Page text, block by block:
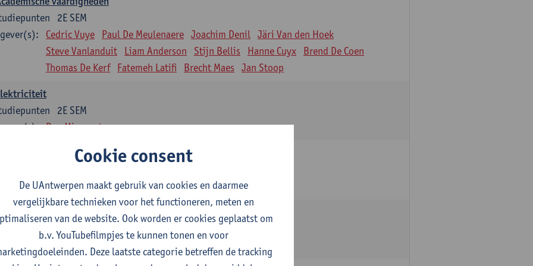
2E SEM
Cedric Vuye Paul De Meulenaere Joachim Denil Järi Van den Hoek
Steve Vanlanduit
Liam Anderson Stijn Bellis Hanne Cuyx
Brend De Coen
Thomas De Kerf
Fatemeh Latifi Brecht Maes Jan Stoop
2E SEM
Ben Minnaert
en Dynamica
Gunther Steenackers Steven Lenssen
2E SEM
studiepunten
Linda Beenaerts
Cookie consent
De UAntwerpen maakt gebruik van cookies en daarmee
vergelijkbare technieken voor het functioneren, meten en
van de website. Ook worden er cookies geplaatst om
b.v. YouTubefilmpjes te kunnen tonen en voor
Deze laatste categorie betreffen de tracking